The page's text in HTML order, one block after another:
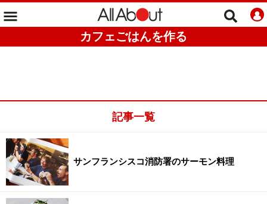
カフェごはんを作る
記事一覧
サンフランシスコ消防署のサーモン料理